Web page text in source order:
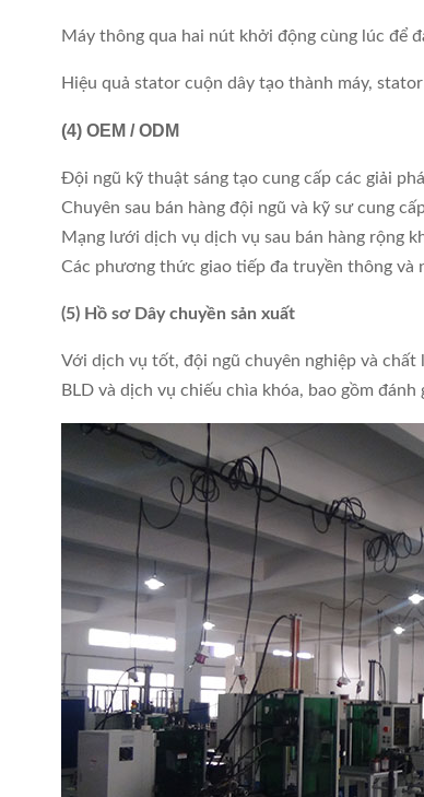
Máy thông qua hai nút khởi động cùng lúc để
Hiệu quả stator cuộn dây tạo thành máy,
(4) OEM / ODM
Đội ngũ kỹ thuật sáng tạo cung cấp các giải
Chuyên sau bán hàng đội ngũ và kỹ sư cung
Mạng lưới dịch vụ dịch vụ sau bán hàng rộng
Các phương thức giao tiếp đa truyền thông và
(5) Hồ sơ Dây chuyền sản xuất
Với dịch vụ tốt, đội ngũ chuyên nghiệp và
BLD và dịch vụ chiếu chìa khóa, bao gồm